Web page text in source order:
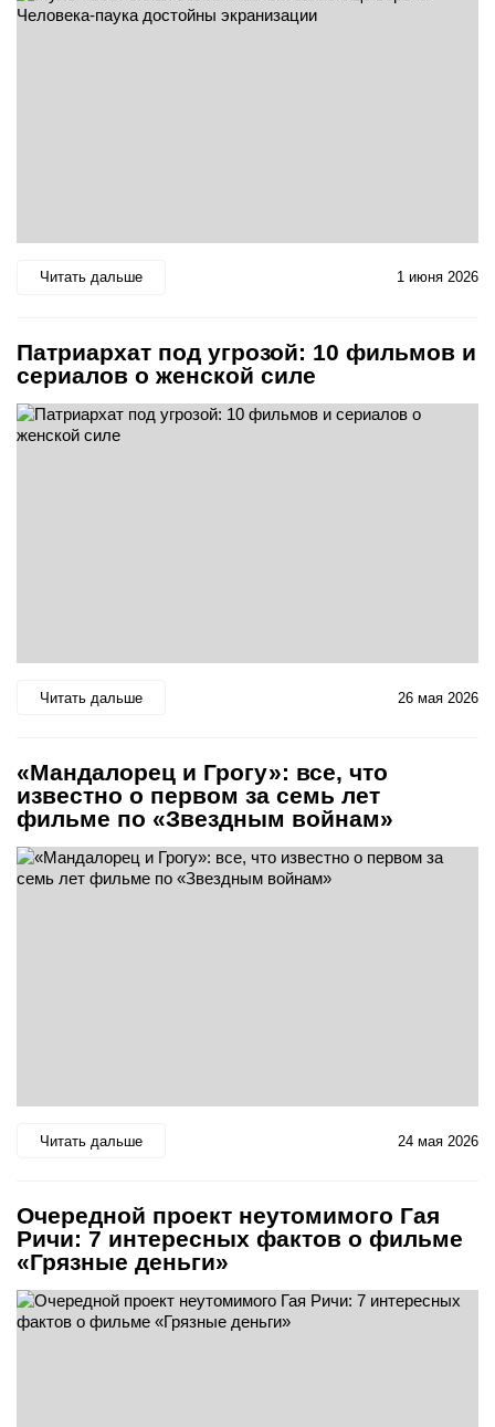
Читать дальше 1 июня 2026
Патриархат под угрозой: 10 фильмов и
сериалов о женской силе
Читать дальше 26 мая 2026
«Мандалорец и Грогу»: все, что
известно о первом за семь лет
фильме по «Звездным войнам»
Читать дальше 24 мая 2026
Очередной проект неутомимого Гая
Ричи: 7 интересных фактов о фильме
«Грязные деньги»